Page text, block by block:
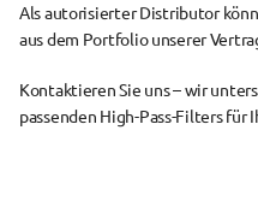
Als autorisierter Distributor
aus dem Portfolio unserer
Kontaktieren Sie uns – wir
passenden High-Pass-Filters für